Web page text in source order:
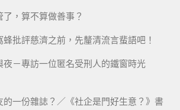
，算不算做善事？
批評慈濟之前，先釐清流言蜚語吧！
夜－專訪一位匿名受刑人的鐵窗時光
的一份雜誌？／《社企是門好生意？》書